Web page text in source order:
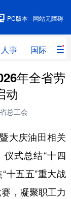
网站无障碍
PC版本
人事 国际 财
人事
文化
视频
年全省劳
动
总工会
大庆油田相关
式总结“十四
十五五”重大战
，凝聚职工力